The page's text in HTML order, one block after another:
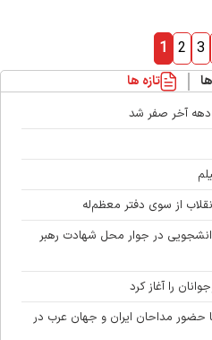
1 2 3
تازه ها
دهه آخر صفر شد
از سوی دفتر معظم‌له
در جوار محل شهادت رهبر
را آغاز کرد
با حضور مداحان ایران و جهان عرب در